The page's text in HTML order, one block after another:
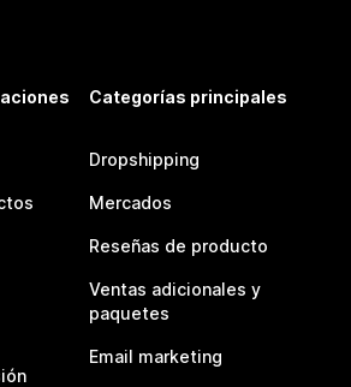
Categorías principales
Dropshipping
Mercados
Reseñas de producto
Ventas adicionales y
paquetes
Email marketing